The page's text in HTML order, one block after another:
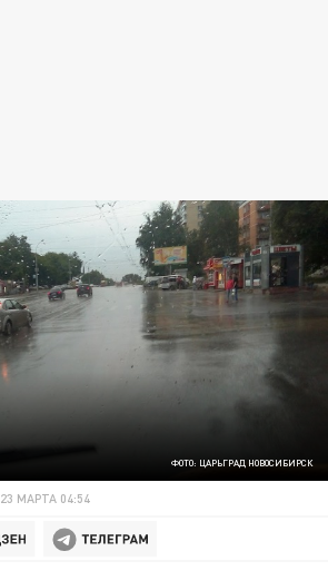
ФОТО: ЦАРЬГРАД НОВОСИБИРСК
23 МАРТА 04:54